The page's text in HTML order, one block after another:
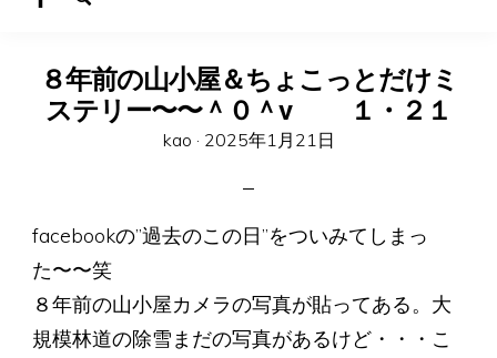
８年前の山小屋＆ちょこっとだけミ
ステリー〜〜＾０＾v １・２１
kao · Posted
2025年1月21日
facebookの”過去のこの日”をついみてしまっ
た〜〜笑
８年前の山小屋カメラの写真が貼ってある。大
規模林道の除雪まだの写真があるけど・・・こ